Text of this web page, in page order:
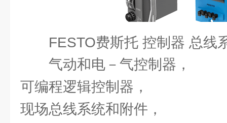
FESTO费斯托 控制器 总线
气动和电－气控制器，
可编程逻辑控制器，
现场总线系统和附件，